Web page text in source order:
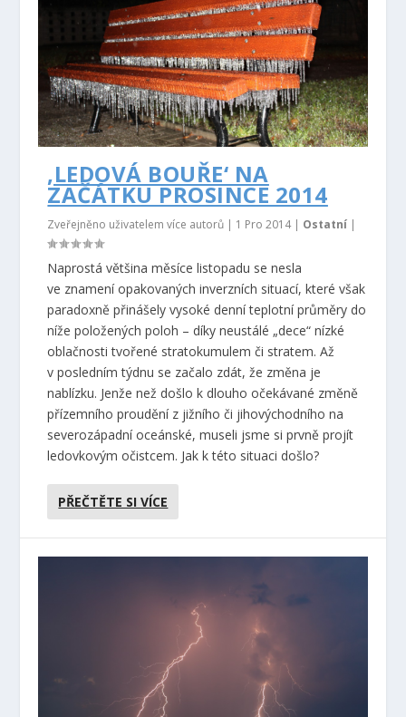
‚LEDOVÁ BOUŘE‘ NA
ZAČÁTKU PROSINCE 2014
Zveřejněno uživatelem více autorů | 1 Pro 2014| Ostatní |
Naprostá většina měsíce listopadu se nesla
ve znamení opakovaných inverzních situací, které však
paradoxně přinášely vysoké denní teplotní průměry do
níže položených poloh – díky neustálé „dece“ nízké
oblačnosti tvořené stratokumulem či stratem. Až
v posledním týdnu se začalo zdát, že změna je
nablízku. Jenže než došlo k dlouho očekávané změně
přízemního proudění z jižního či jihovýchodního na
severozápadní oceánské, museli jsme si prvně projít
ledovkovým očistcem. Jak k této situaci došlo?
PŘEČTĚTE SI VÍCE